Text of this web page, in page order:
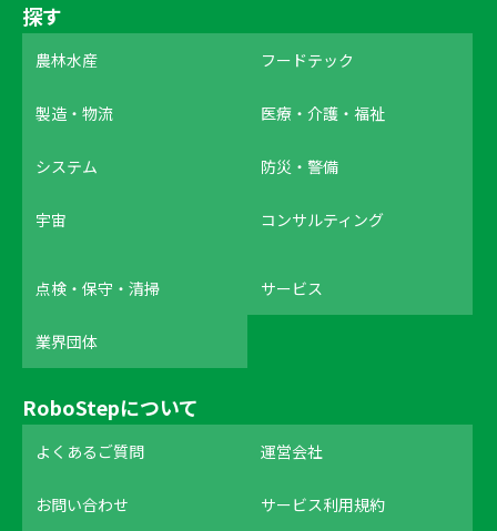
探す
農林水産 フードテック
製造・物流 医療・介護・福祉
システム 防災・警備
宇宙 コンサルティング
点検・保守・清掃 サービス
業界団体
RoboStepについて
よくあるご質問 運営会社
お問い合わせ サービス利用規約